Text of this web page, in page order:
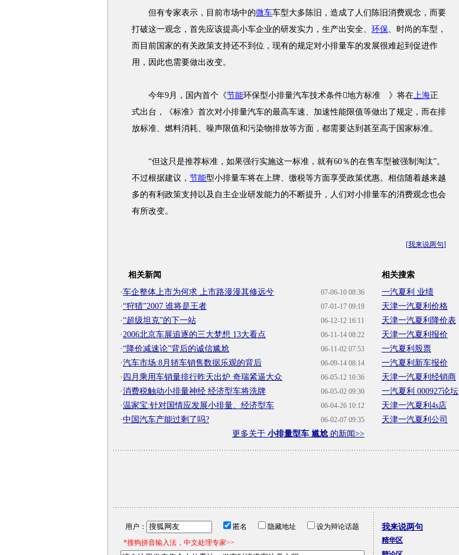
但有专家表示，目前市场中的微车车型大多陈旧，造成了人们陈旧消费观念，而要
打破这一观念，首先应该提高小车企业的研发实力，生产出安全、 环保、时尚的车型，
而目前国家的有关政策支持还不到位，现有的规定对小排量车的发展很难起到促进作
用，因此也需要做出改变。
今年9月，国内首个《节能环保型小排量汽车技术条件地方标准 》将在上海正
式出台，《标准》首次对小排量汽车的最高车速、加速性能限值等做出了规定，而在排
放标准、燃料消耗、噪声限值和污染物排放等方面，都需要达到甚至高于国家标准。
“但这只是推荐标准，如果强行实施这一标准，就有60％的在售车型被强制淘汰”。
不过根据建议， 节能型小排量车将在上牌、缴税等方面享受政策优惠。相信随着越来越
多的有利政策支持以及自主企业研发能力的不断提升，人们对小排量车的消费观念也会
有所改变。
[我来说两句]
相关新闻
07-06-10 08:36
·车企整体上市为何求 上市路漫漫其修远兮
07-01-17 09:19
·“狩猎”2007 谁将是王者
06-12-12 16:11
·“超级坦克”的下一站
06-11-14 08:22
·2006北京车展追逐的三大梦想 13大看点
06-11-02 07:53
·“降价减速论”背后的诚信尴尬
06-09-14 08:14
·汽车市场:8月轿车销售数据乐观的背后
06-05-12 10:36
· 四月乘用车销量排行昨天出炉 奇瑞紧逼大众
06-05-02 09:30
·消费税触动小排量神经 经济型车将洗牌
06-04-26 10:12
·温家宝:针对国情应发展小排量、经济型车
06-02-07 09:35
·中国汽车产能过剩了吗?
更多关于 小排量型车 尴尬 的新闻>>
相关搜索
一汽夏利 业绩
天津一汽夏利价格
天津一汽夏利降价表
天津一汽夏利报价
一汽夏利股票
一汽夏利新车报价
天津一汽夏利经销商
一汽夏利 000927论坛
天津一汽夏利4s店
天津一汽夏利公司
用户： 匿名 隐藏地址
设为辩论话题
*搜狗拼音输入法，中文处理专家>>
我来说两句
精华区